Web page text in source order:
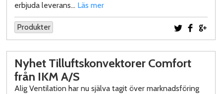
erbjuda leverans… Läs mer
Produkter Dela på
Dela
Nyhet Tilluftskonvektorer Comfort
från IKM A/S
Alig Ventilation har nu själva tagit över marknadsföring